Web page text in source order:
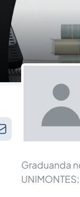
Graduanda